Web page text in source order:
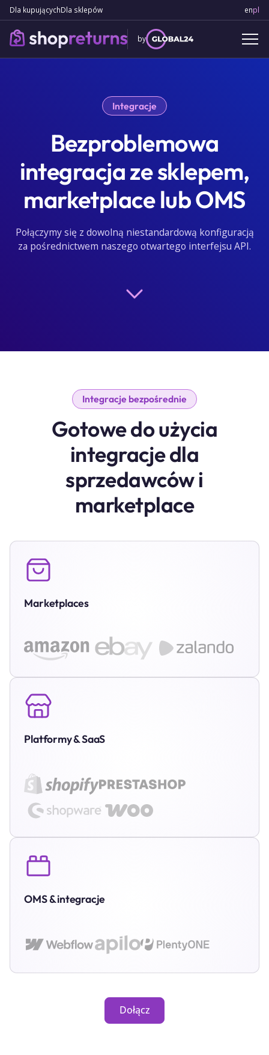
Dla kupującychDla sklepów enpl
by
Integracje
Bezproblemowa
integracja ze sklepem,
marketplace lub OMS
Połączymy się z dowolną niestandardową konfiguracją
za pośrednictwem naszego otwartego interfejsu API.
Integracje bezpośrednie
Gotowe do użycia
integracje dla
sprzedawców i
marketplace
Marketplaces
Platformy & SaaS
OMS & integracje
Dołącz